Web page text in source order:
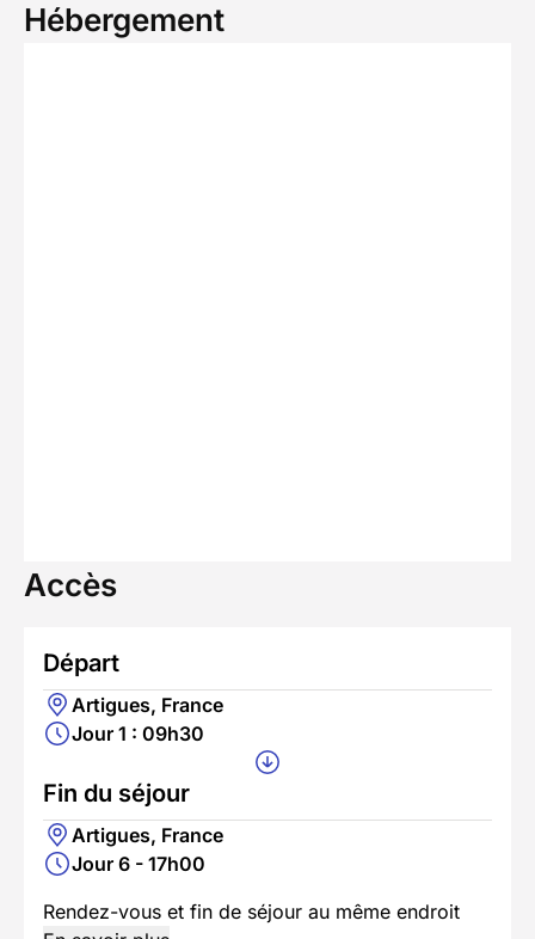
Hébergement
Accès
Départ
Artigues, France
Jour 1 : 09h30
Fin du séjour
Artigues, France
Jour 6 - 17h00
Rendez-vous et fin de séjour au même endroit